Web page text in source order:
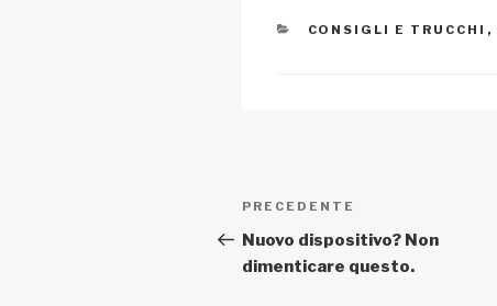
CATEGORIE
CONSIGLI E TRUCCHI ,
Navigazione
articoli
Articolo
precedente:
PRECEDENTE
Nuovo dispositivo? Non
dimenticare questo.